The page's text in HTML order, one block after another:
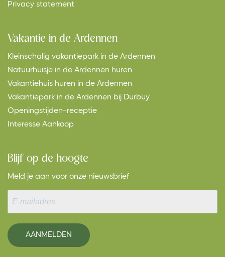
Privacy statement
Vakantie in de Ardennen
Kleinschalig vakantiepark in de Ardennen
Natuurhuisje in de Ardennen huren
Vakantiehuis huren in de Ardennen
Vakantiepark in de Ardennen bij Durbuy
Openingstijden-receptie
Interesse Aankoop
Blijf op de hoogte
Meld je aan voor onze nieuwsbrief
AANMELDEN